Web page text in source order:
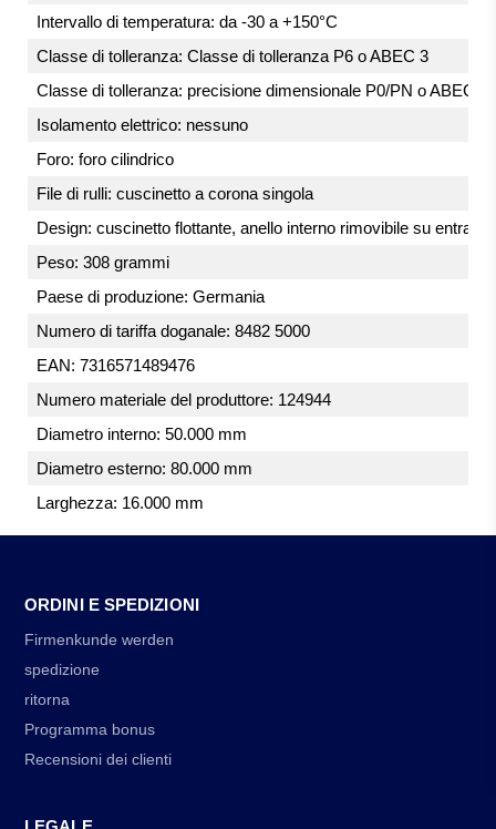
Intervallo di temperatura: da -30 a +150°C
Classe di tolleranza: Classe di tolleranza P6 o ABEC 3
Classe di tolleranza: precisione dimensionale P0/PN o ABEC
Isolamento elettrico: nessuno
Foro: foro cilindrico
File di rulli: cuscinetto a corona singola
Design: cuscinetto flottante, anello interno rimovibile su
Peso: 308 grammi
Paese di produzione: Germania
Numero di tariffa doganale: 8482 5000
EAN: 7316571489476
Numero materiale del produttore: 124944
Diametro interno: 50.000 mm
Diametro esterno: 80.000 mm
Larghezza: 16.000 mm
ORDINI E SPEDIZIONI
Firmenkunde werden
spedizione
ritorna
Programma bonus
Recensioni dei clienti